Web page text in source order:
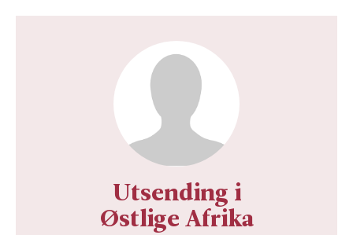
Utsending i
Østlige Afrika